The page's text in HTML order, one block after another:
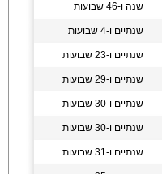
שנה ו-46 שבועות
שנתיים ו-4 שבועות
שנתיים ו-23 שבועות
שנתיים ו-29 שבועות
שנתיים ו-30 שבועות
שנתיים ו-30 שבועות
שנתיים ו-31 שבועות